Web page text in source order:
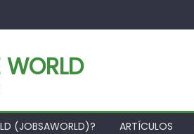
(JOBSAWORLD)? ARTÍCULOS